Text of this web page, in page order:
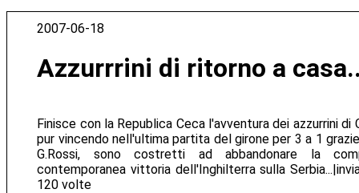
2007-06-18
Azzurrrini di ritorno a
Finisce con la Republica Ceca l'avventura dei azzurrini di
pur vincendo nell'ultima partita del girone per 3 a 1
G.Rossi, sono costretti ad abbandonare la
contemporanea vittoria dell'Inghilterra sulla
120 volte